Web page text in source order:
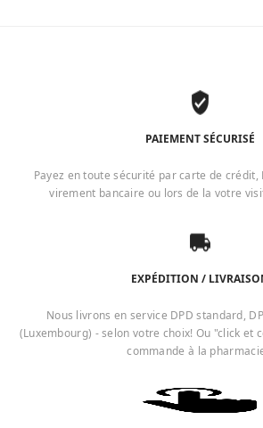
PAIEMENT SÉCURISÉ
Payez en toute sécurité par carte de crédit,
virement bancaire ou lors de la votre
EXPÉDITION /
Nous livrons en service DPD standard,
(Luxembourg) - selon votre choix! Ou "click et
commande à la